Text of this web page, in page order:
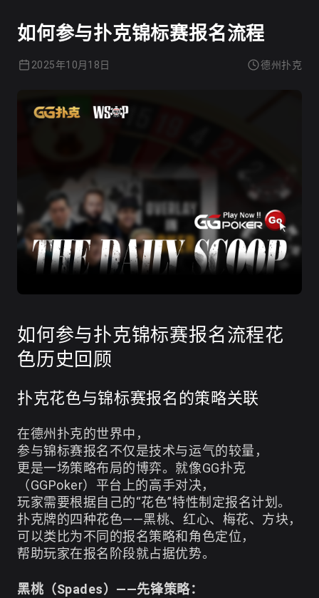
如何参与扑克锦标赛报名流程
2025年10月18日 德州扑克
如何参与扑克锦标赛报名流程花
色历史回顾
扑克花色与锦标赛报名的策略关联
在德州扑克的世界中，
参与锦标赛报名不仅是技术与运气的较量，
更是一场策略布局的博弈。就像GG扑克
（GGPoker）平台上的高手对决，
玩家需要根据自己的“花色”特性制定报名计划。
扑克牌的四种花色——黑桃、红心、梅花、方块，
可以类比为不同的报名策略和角色定位，
帮助玩家在报名阶段就占据优势。
黑桃（Spades）——先锋策略：